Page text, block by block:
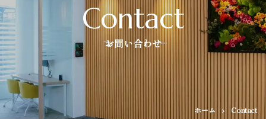
Contact
お問い合わせ
ホーム Contact